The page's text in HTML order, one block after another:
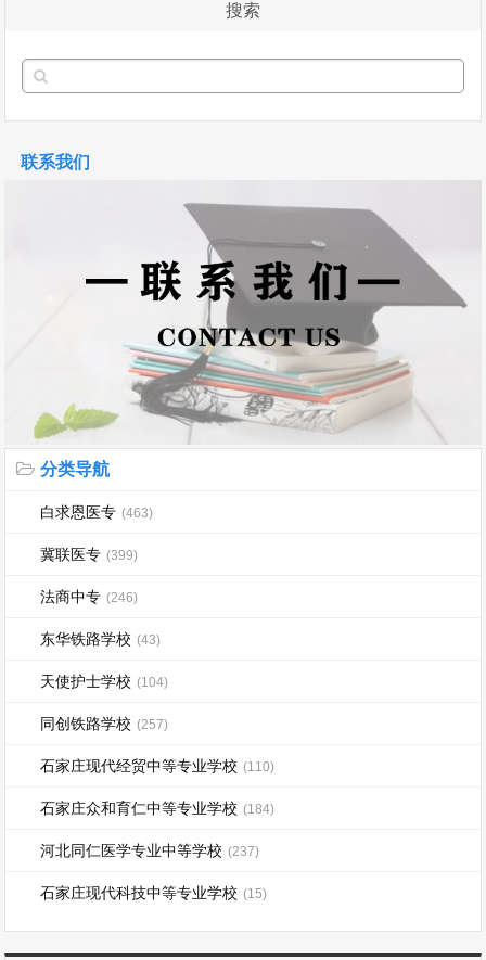
搜索
联系我们
分类导航
白求恩医专 (463)
冀联医专 (399)
法商中专 (246)
东华铁路学校 (43)
天使护士学校 (104)
同创铁路学校 (257)
石家庄现代经贸中等专业学校 (110)
石家庄众和育仁中等专业学校 (184)
河北同仁医学专业中等学校 (237)
石家庄现代科技中等专业学校 (15)